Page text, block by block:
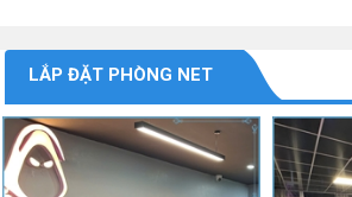
LẮP ĐẶT PHÒNG NET